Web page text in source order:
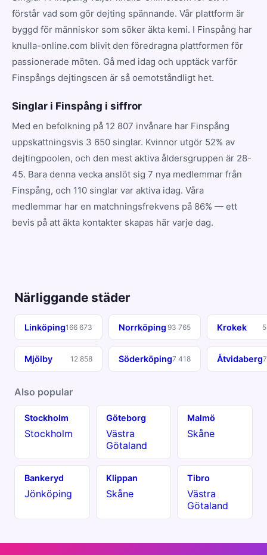
förstår vad som gör dejting spännande. Vår plattform är
byggd för människor som söker äkta kemi. I Finspång har
knulla-online.com blivit den föredragna plattformen för
passionerade möten. Gå med idag och upptäck varför
Finspångs dejtingscen är så oemotståndligt het.
Singlar i Finspång i siffror
Med en befolkning på 12 807 invånare har Finspång
uppskattningsvis 3 650 singlar. Kvinnor utgör 52% av
dejtingpoolen, och den mest aktiva åldersgruppen är 28-
45. Bara denna vecka anslöt sig 7 nya medlemmar från
Finspång, och 110 singlar var aktiva idag. Våra
medlemmar har en matchningsfrekvens på 86% — ett
bevis på att äkta kontakter skapas här varje dag.
Närliggande städer
Linköping166 673 Norrköping 93 765 Krokek
Mjölby 12 858 Söderköping7 418 Åtvidaberg
Also popular
Stockholm
Stockholm
Göteborg
Västra
Götaland
Malmö
Skåne
Bankeryd
Jönköping
Klippan
Skåne
Tibro
Västra
Götaland